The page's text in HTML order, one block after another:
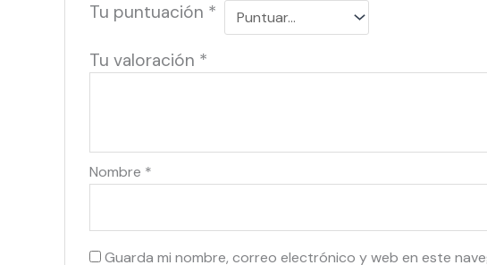
Tu puntuación *
Tu valoración *
Nombre *
Guarda mi nombre, correo electrónico y web en este